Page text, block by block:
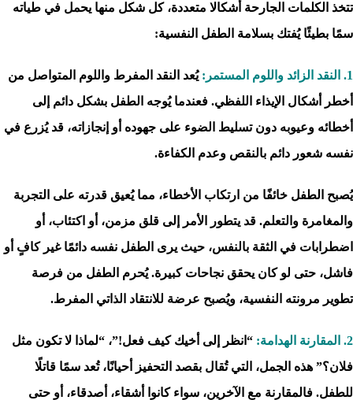
تتخذ الكلمات الجارحة أشكالا متعددة، كل شكل منها يحمل في طياته
سمًا بطيئًا يُفتك بسلامة الطفل النفسية:
1. النقد الزائد واللوم المستمر:
يُعد النقد المفرط واللوم المتواصل من
أخطر أشكال الإيذاء اللفظي. فعندما يُوجه الطفل بشكل دائم إلى
أخطائه وعيوبه دون تسليط الضوء على جهوده أو إنجازاته، قد يُزرع في
نفسه شعور دائم بالنقص وعدم الكفاءة.
يُصبح الطفل خائفًا من ارتكاب الأخطاء، مما يُعيق قدرته على التجربة
والمغامرة والتعلم. قد يتطور الأمر إلى قلق مزمن، أو اكتئاب، أو
اضطرابات في الثقة بالنفس، حيث يرى الطفل نفسه دائمًا غير كافٍ أو
فاشل، حتى لو كان يحقق نجاحات كبيرة. يُحرم الطفل من فرصة
تطوير مرونته النفسية، ويُصبح عرضة للانتقاد الذاتي المفرط.
2. المقارنة الهدامة:
“انظر إلى أخيك كيف فعل!”، “لماذا لا تكون مثل
فلان؟” هذه الجمل، التي تُقال بقصد التحفيز أحيانًا، تُعد سمًا قاتلًا
للطفل. فالمقارنة مع الآخرين، سواء كانوا أشقاء، أصدقاء، أو حتى